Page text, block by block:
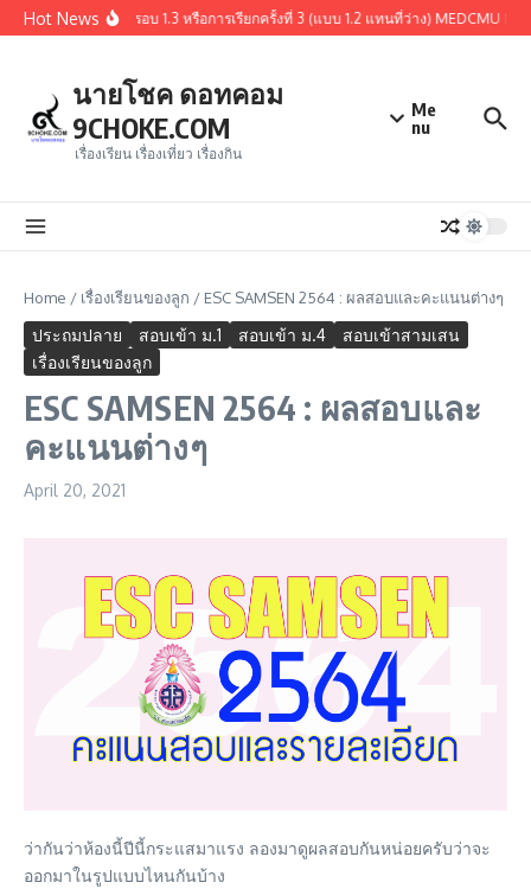
Skip to content
Hot News
ปผู้ผ่านการคัดเลือกรอบ 1.3 หรือการเรียกครั้งที่ 3 (แบบ 1.2 แทนที่ว่าง) MEDCMU
นายโชค ดอทคอม
9CHOKE.COM
เรื่องเรียน เรื่องเที่ยว เรื่องกิน
Me
nu
Home / เรื่องเรียนของลูก / ESC SAMSEN 2564 : ผลสอบและคะแนนต่างๆ
ประถมปลาย สอบเข้า ม.1 สอบเข้า ม.4
สอบเข้าสามเสน
เรื่องเรียนของลูก
ESC SAMSEN 2564 : ผลสอบและ
คะแนนต่างๆ
April 20, 2021
ว่ากันว่าห้องนี้ปีนี้กระแสมาแรง ลองมาดูผลสอบกันหน่อยครับว่าจะ
ออกมาในรูปแบบไหนกันบ้าง